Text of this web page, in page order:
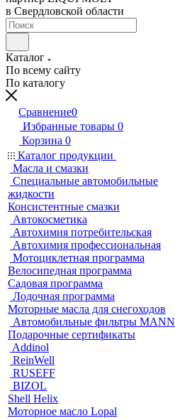
в Свердловской области
Каталог
По всему сайту
По каталогу
Сравнение0
Избранные товары 0
Корзина 0
Каталог продукции
Масла и смазки
Специальные автомобильные
жидкости
Консистентные смазки
Автокосметика
Автохимия потребительская
Автохимия профессиональная
Мотоциклетная программа
Велосипедная программа
Садовая программа
Лодочная программа
Моторные масла для снегоходов
Автомобильные фильтры MANN
Подарочные сертификаты
Addinol
ReinWell
RUSEFF
BIZOL
Shell Helix
Моторное масло Lopal